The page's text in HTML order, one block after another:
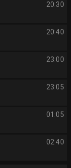
20:30
20:40
23:00
23:05
01:05
02:40